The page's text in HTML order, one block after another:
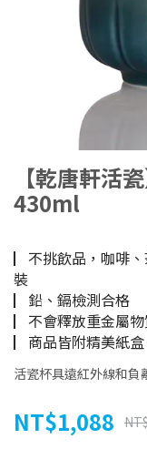
【乾唐軒活
430ml
▏不挑飲品，咖啡、
裝
▏鉛、鎘檢測合格
▏不會釋放重金屬
▏商品皆附精美紙
活瓷杯具遠紅外線和負
NT$1,088